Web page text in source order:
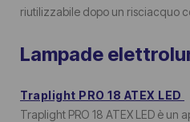
riutilizzabile dopo un risciacquo
Lampade
Traplight PRO 18 ATEX LED
Traplight PRO 18 ATEX LED è